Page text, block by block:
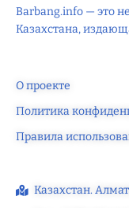
Barbang.info — это
Казахстана,
О проекте
Политика
Правила
Казахстан.